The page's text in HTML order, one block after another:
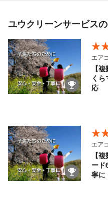
ユウクリーンサービス
エア
【
く
応
エア
【
ー
寧に